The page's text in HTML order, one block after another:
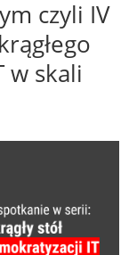
czyli IV
w skali